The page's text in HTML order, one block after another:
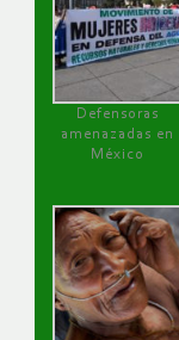
Defensoras
amenazadas en
México